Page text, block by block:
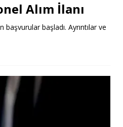
Alım İlanı
başladı. Ayrıntılar ve